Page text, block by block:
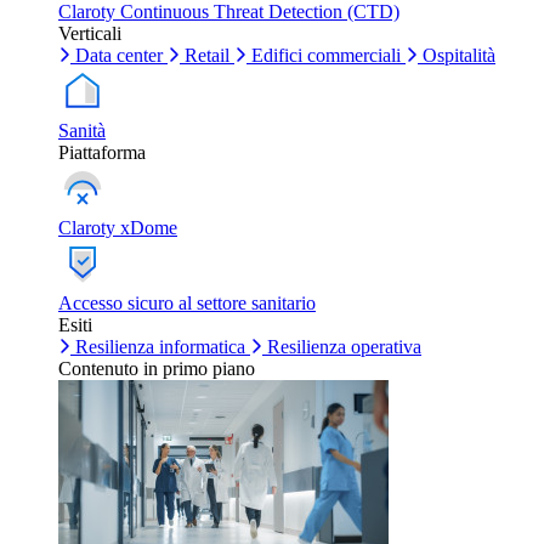
Claroty Continuous Threat Detection (CTD)
Verticali
Data center
Retail Edifici commerciali Ospitalità
Sanità
Piattaforma
Claroty xDome
Accesso sicuro al settore sanitario
Esiti
Resilienza informatica
Resilienza operativa
Contenuto in primo piano